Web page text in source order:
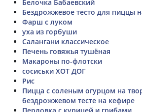
Белочка Бабаевский
Бездрожжевое тесто для пиццы
Фарш с луком
уха из горбуши
Салангани классическое
Печень говяжья тушёная
Макароны по-флотски
сосиськи ХОТ ДОГ
Рис
Пицца с соленым огурцом на
бездрожжевом тесте на кефире